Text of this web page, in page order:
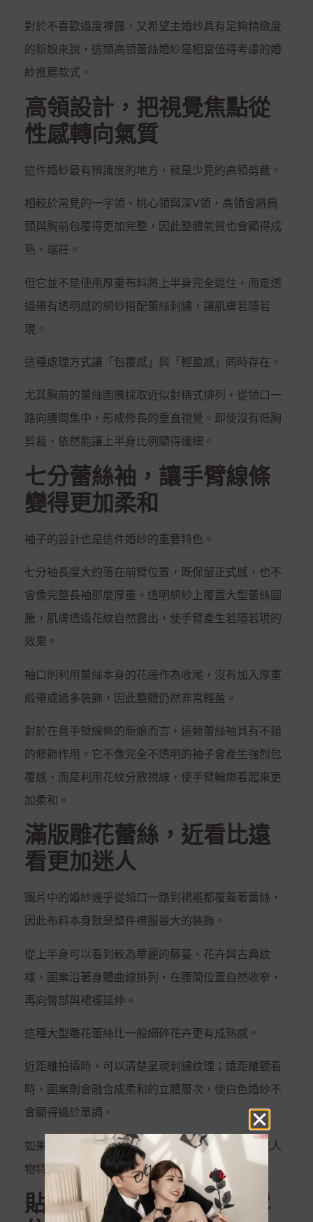
對於不喜歡過度裸露，又希望主婚紗具有足夠精緻度
的新娘來說，這類高領蕾絲婚紗是相當值得考慮的婚
紗推薦款式。
高領設計，把視覺焦點從
性感轉向氣質
這件婚紗最有辨識度的地方，就是少見的高領剪裁。
相較於常見的一字領、桃心領與深V領，高領會將肩
頸與胸前包覆得更加完整，因此整體氣質也會顯得成
熟、端莊。
但它並不是使用厚重布料將上半身完全遮住，而是透
過帶有透明感的網紗搭配蕾絲刺繡，讓肌膚若隱若
現。
這種處理方式讓「包覆感」與「輕盈感」同時存在。
尤其胸前的蕾絲圖騰採取近似對稱式排列，從領口一
路向腰間集中，形成修長的垂直視覺。即使沒有低胸
剪裁，依然能讓上半身比例顯得纖細。
七分蕾絲袖，讓手臂線條
變得更加柔和
袖子的設計也是這件婚紗的重要特色。
七分袖長度大約落在前臂位置，既保留正式感，也不
會像完整長袖那麼厚重。透明網紗上覆蓋大型蕾絲圖
騰，肌膚透過花紋自然露出，使手臂產生若隱若現的
效果。
袖口則利用蕾絲本身的花邊作為收尾，沒有加入厚重
緞帶或過多裝飾，因此整體仍然非常輕盈。
對於在意手臂線條的新娘而言，這類蕾絲袖具有不錯
的修飾作用。它不像完全不透明的袖子會產生強烈包
覆感，而是利用花紋分散視線，使手臂輪廓看起來更
加柔和。
滿版雕花蕾絲，近看比遠
看更加迷人
圖片中的婚紗幾乎從領口一路到裙襬都覆蓋著蕾絲，
因此布料本身就是整件禮服最大的裝飾。
從上半身可以看到較為華麗的藤蔓、花卉與古典紋
樣，圖案沿著身體曲線排列，在腰間位置自然收窄，
再向臀部與裙襬延伸。
這種大型雕花蕾絲比一般細碎花卉更有成熟感。
近距離拍攝時，可以清楚呈現刺繡紋理；遠距離觀看
時，圖案則會融合成柔和的立體層次，使白色婚紗不
會顯得過於單調。
如果婚禮當天會安排大量近距離迎賓照、半身照或人
物特寫，這種布料尤其容易展現細節。
貼身魚尾剪裁，沒有裸露